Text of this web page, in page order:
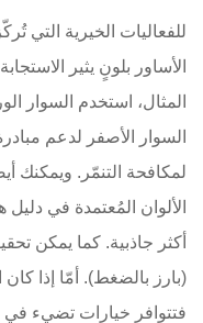
للفعاليات الخيرية التي
الأساور بلونٍ يثير
المثال، استخدم السوار
السوار الأصفر لدعم
لمكافحة التنمّر. ويمكنك
الألوان المُعتمدة في
أكثر جاذبية. كما يمكن
(بارز بالضغط). أمّا إذا
فتتوافر خيارات تضيء